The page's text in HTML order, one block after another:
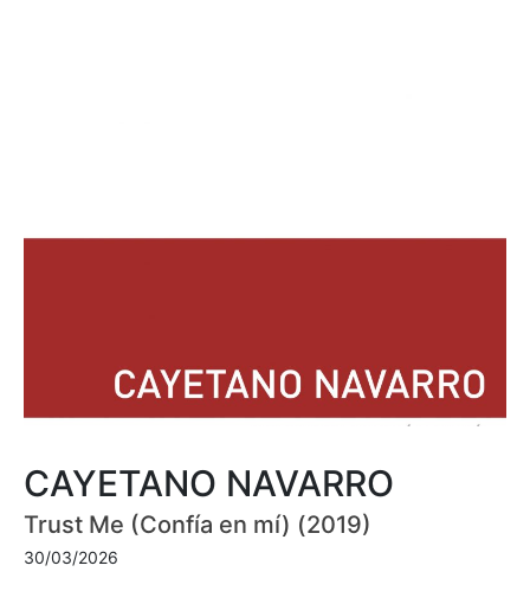
CAYETANO NAVARRO
Trust Me (Confía en mí) (2019)
30/03/2026